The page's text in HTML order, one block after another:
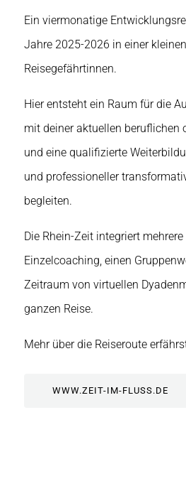
Ein viermonatige
Jahre 2025-2026 in einer
Reisegefährtinnen.
Hier entsteht ein Raum für die
mit deiner aktuellen beruflichen
und eine qualifizierte
und professioneller
begleiten.
Die Rhein-Zeit integriert
Einzelcoaching, einen
Zeitraum von virtuellen
ganzen Reise.
Mehr über die Reiseroute
WWW.ZEIT-IM-FLUSS.DE